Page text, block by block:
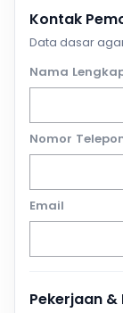
Kontak
Data dasar
Nama
Nomor
Email
Pekerjaan